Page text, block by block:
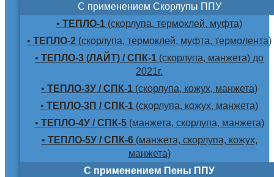
С применением Скорлупы ППУ
• ТЕПЛО-1 (скорлупа, термоклей, муфта)
• ТЕПЛО-2 (скорлупа, термоклей, муфта, термолента)
• ТЕПЛО-3 (ЛАЙТ) / СПК-1 (скорлупа, манжета) до
2021г.
• ТЕПЛО-3У / СПК-1 (скорлупа, кожух, манжета)
• ТЕПЛО-3П / СПК-1 (скорлупа, кожух, манжета)
• ТЕПЛО-4У / СПК-5(манжета, скорлупа, манжета)
• ТЕПЛО-5У / СПК-6(манжета, скорлупа, кожух,
манжета)
С применением Пены ППУ